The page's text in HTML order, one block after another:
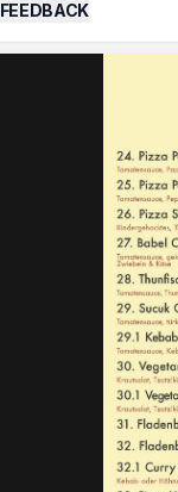
FEEDBACK